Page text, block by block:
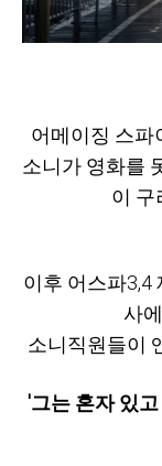
어메이징 스파
소니가 영화를
이 구
이후 어스파3,4
사
소니직원들이
'그는 혼자 있